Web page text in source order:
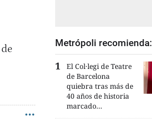
Metrópoli recomienda:
El Col·legi de Teatre
de Barcelona
quiebra tras más de
40 años de historia
marcado...